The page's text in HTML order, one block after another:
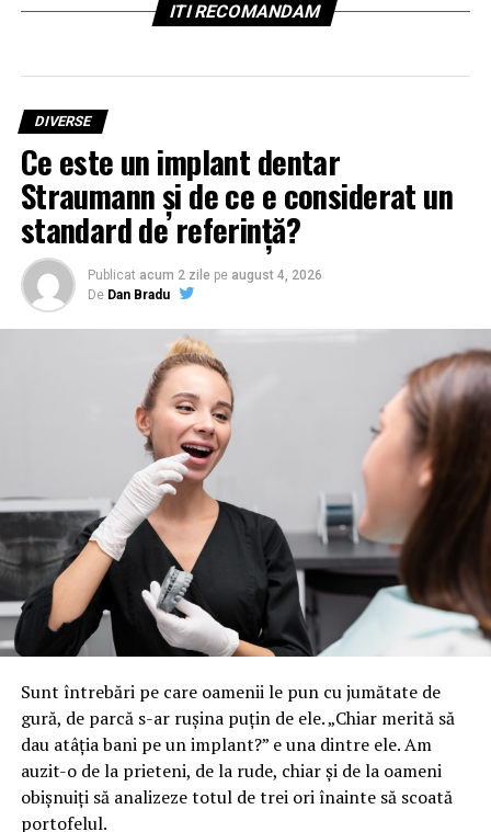
ITI RECOMANDAM
DIVERSE
Ce este un implant dentar
Straumann și de ce e considerat un
standard de referință?
Publicat acum 2 zile pe august 4, 2026
De Dan Bradu
Sunt întrebări pe care oamenii le pun cu jumătate de
gură, de parcă s-ar rușina puțin de ele. „Chiar merită să
dau atâția bani pe un implant?” e una dintre ele. Am
auzit-o de la prieteni, de la rude, chiar și de la oameni
obișnuiți să analizeze totul de trei ori înainte să scoată
portofelul.